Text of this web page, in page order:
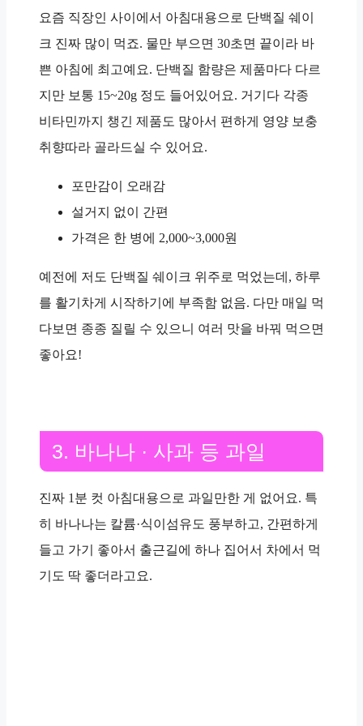
요즘 직장인 사이에서 아침대용으로 단백질 쉐이
크 진짜 많이 먹죠. 물만 부으면 30초면 끝이라 바
쁜 아침에 최고예요. 단백질 함량은 제품마다 다르
지만 보통 15~20g 정도 들어있어요. 거기다 각종
비타민까지 챙긴 제품도 많아서 편하게 영양 보충
취향따라 골라드실 수 있어요.
포만감이 오래감
설거지 없이 간편
가격은 한 병에 2,000~3,000원
예전에 저도 단백질 쉐이크 위주로 먹었는데, 하루
를 활기차게 시작하기에 부족함 없음. 다만 매일 먹
다보면 종종 질릴 수 있으니 여러 맛을 바꿔 먹으면
좋아요!
3. 바나나 · 사과 등 과일
진짜 1분 컷 아침대용으로 과일만한 게 없어요. 특
히 바나나는 칼륨·식이섬유 도 풍부하고, 간편하게
들고 가기 좋아서 출근길에 하나 집어서 차에서 먹
기도 딱 좋더라고요.